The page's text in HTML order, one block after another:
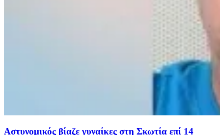
Αστυνομικός βίαζε γυναίκες στη Σκωτία επί 14